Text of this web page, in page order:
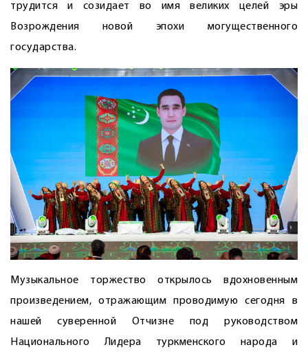
трудится и созидает во имя великих целей эры
Возрождения новой эпохи могущественного
государства.
Музыкальное торжество открылось вдохновенным
произведением, отражающим проводимую сегодня в
нашей суверенной Отчизне под руководством
Национального Лидера туркменского народа и